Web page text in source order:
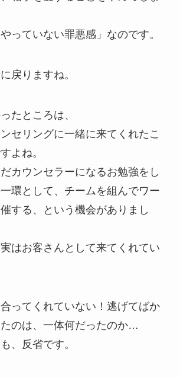
っていない罪悪感」なのです。
戻りますね。
たところは、
セリングに一緒に来てくれたこ
よね。
カウンセラーになるお勉強をし
環として、チームを組んでワー
する、という機会がありまし
はお客さんとして来てくれてい
ってくれていない！逃げてばか
のは、一体何だったのか…
、反省です。